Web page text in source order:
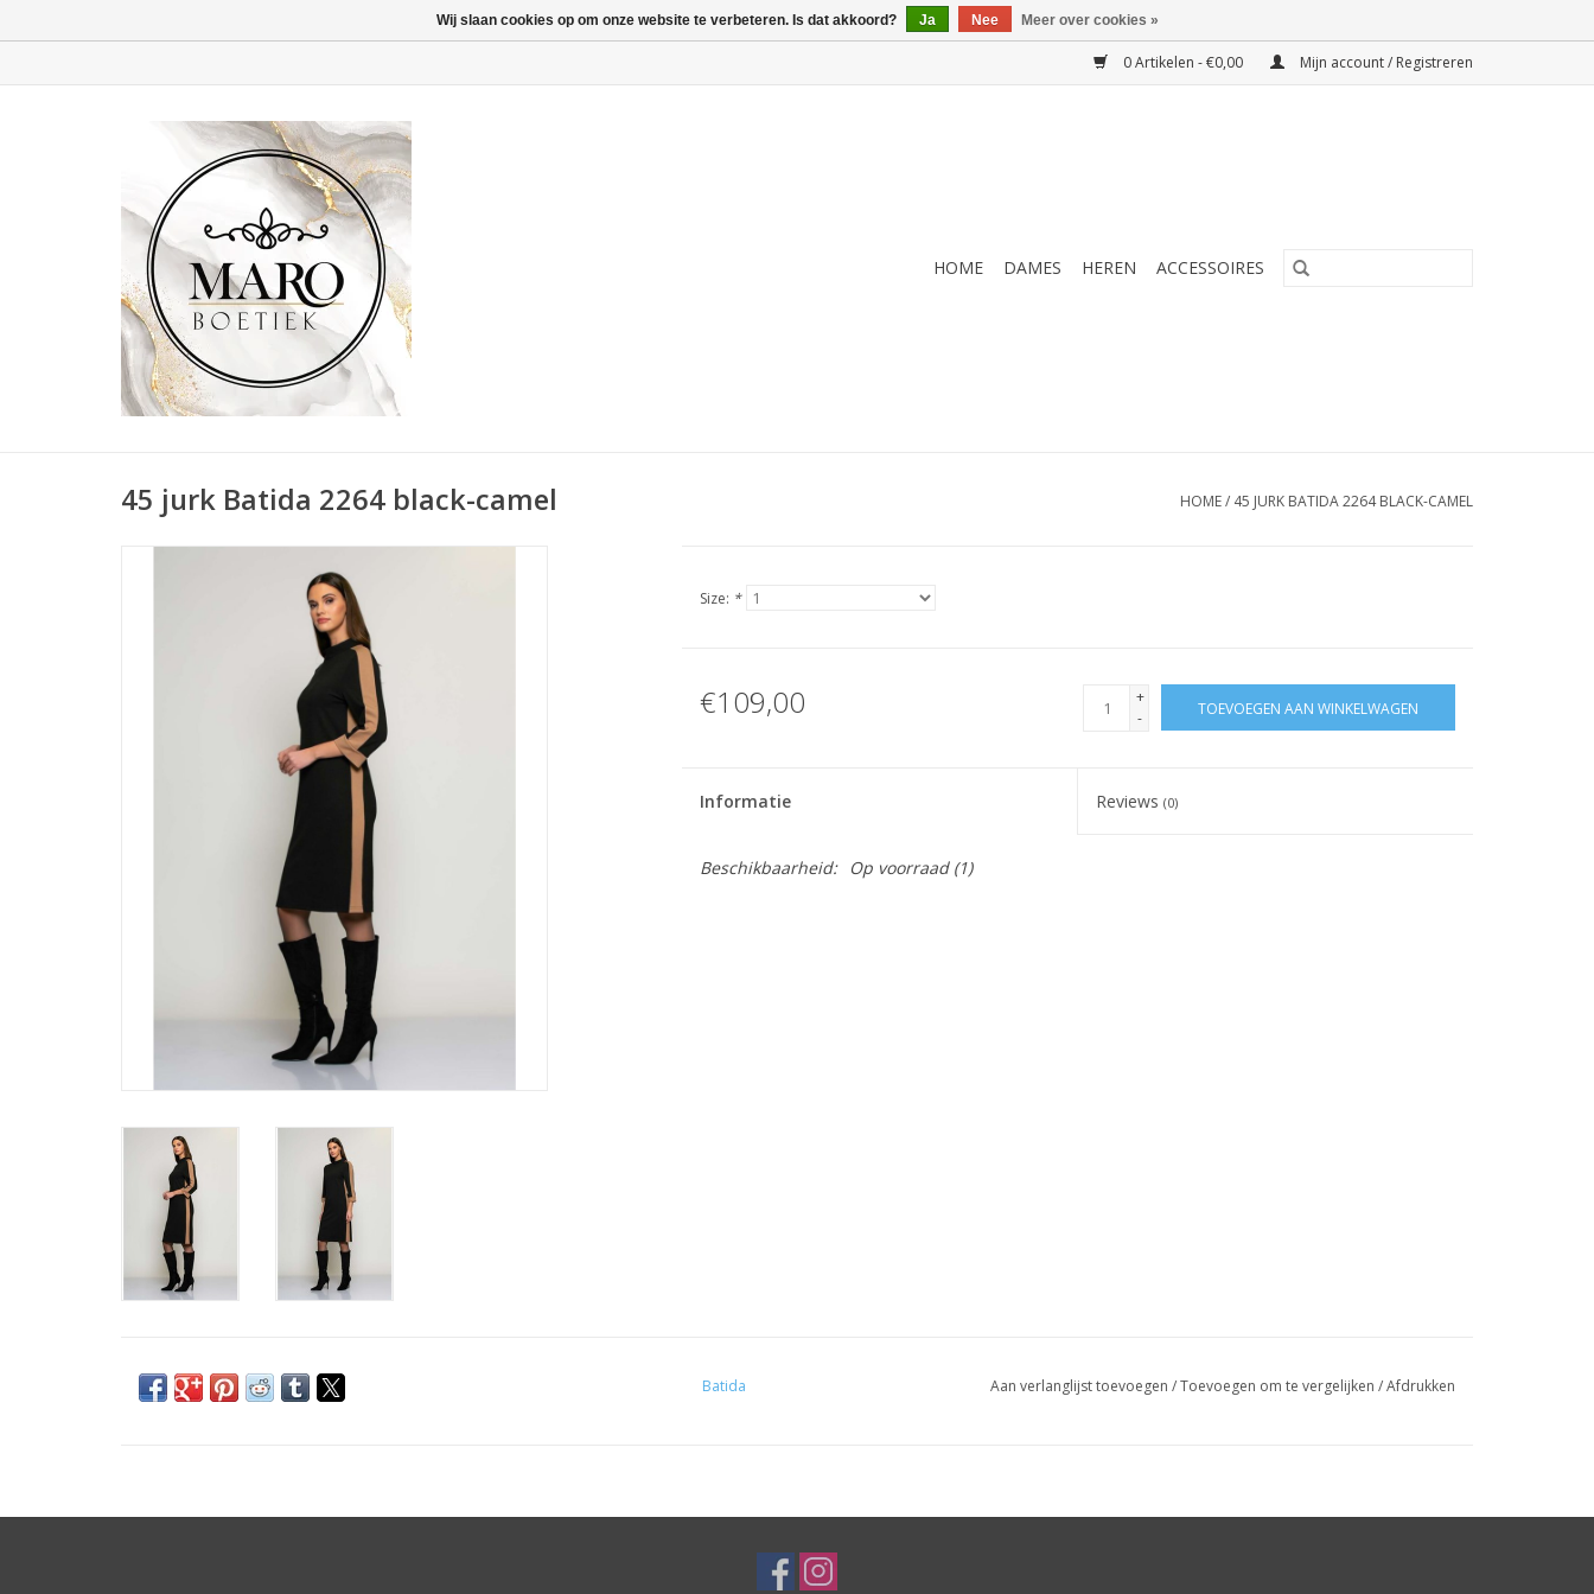
0 Artikelen - €0,00 Mijn account / Registreren
HOME DAMES HEREN ACCESSOIRES
45 jurk Batida 2264 black-camel HOME/ 45 JURK BATIDA 2264 BLACK-CAMEL
Size: *
€109,00
+
-
TOEVOEGEN AAN WINKELWAGEN
Informatie Reviews(0)
Beschikbaarheid: Op voorraad(1)
Batida Aan verlanglijst toevoegen /Toevoegen om te vergelijken /Afdrukken
Wij slaan cookies op om onze website te verbeteren. Is dat akkoord? Ja Nee Meer over cookies »